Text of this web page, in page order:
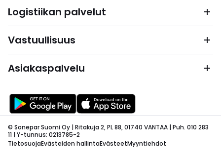
Logistiikan palvelut
Vastuullisuus
Asiakaspalvelu
© Sonepar Suomi Oy | Ritakuja 2, PL 88, 01740 VANTAA | Puh. 010 283
11 | Y-tunnus: 0213785-2
TietosuojaEvästeiden hallintaEvästeetMyyntiehdot